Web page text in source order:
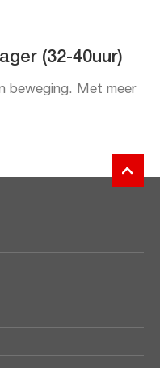
(32-40uur)
beweging. Met meer